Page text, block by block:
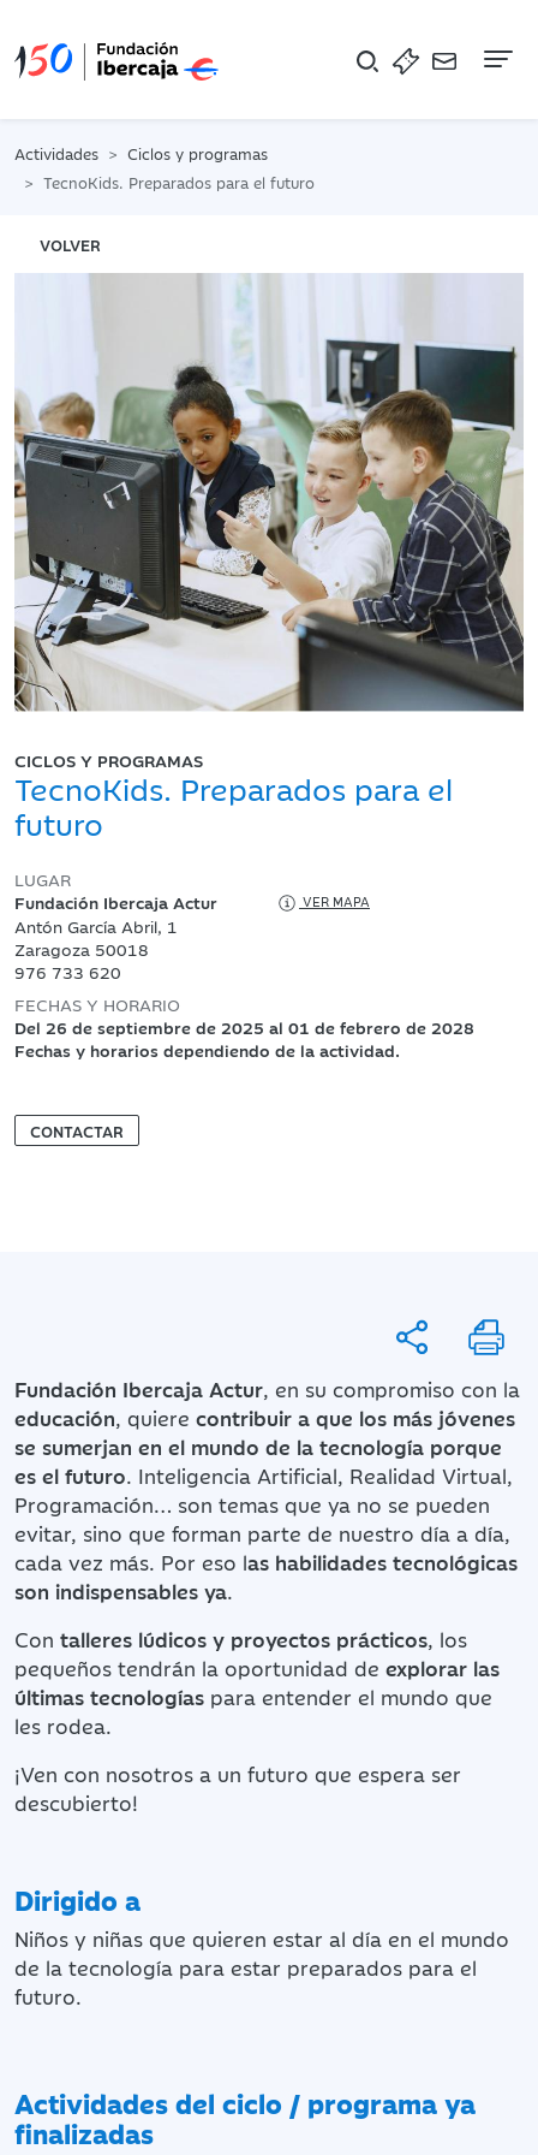
Actividades
Ciclos y programas
TecnoKids. Preparados para el futuro
VOLVER
CICLOS Y PROGRAMAS
TecnoKids. Preparados para el
futuro
LUGAR
Fundación Ibercaja Actur
VER MAPA
Antón García Abril, 1
Zaragoza 50018
976 733 620
FECHAS Y HORARIO
Del 26 de septiembre de 2025 al 01 de febrero de 2028
Fechas y horarios dependiendo de la actividad.
CONTACTAR
Fundación Ibercaja Actur, en su compromiso con la
educación, quiere contribuir a que los más jóvenes
se sumerjan en el mundo de la tecnología porque
es el futuro. Inteligencia Artificial, Realidad Virtual,
Programación… son temas que ya no se pueden
evitar, sino que forman parte de nuestro día a día,
cada vez más. Por eso las habilidades tecnológicas
son indispensables ya.
Con talleres lúdicos y proyectos prácticos, los
pequeños tendrán la oportunidad de explorar las
últimas tecnologías para entender el mundo que
les rodea.
¡Ven con nosotros a un futuro que espera ser
descubierto!
Dirigido a
Niños y niñas que quieren estar al día en el mundo
de la tecnología para estar preparados para el
futuro.
Actividades del ciclo / programa ya
finalizadas